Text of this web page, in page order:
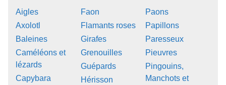
Aigles
Axolotl
Baleines
Caméléons et
lézards
Capybara
Faon
Flamants roses
Girafes
Grenouilles
Guépards
Hérisson
Paons
Papillons
Paresseux
Pieuvres
Pingouins,
Manchots et